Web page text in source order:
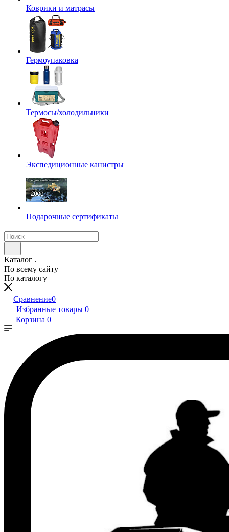
Коврики и матрасы
Гермоупаковка
Термосы/холодильники
Экспедиционные канистры
Подарочные сертификаты
Каталог
По всему сайту
По каталогу
Сравнение0
Избранные товары 0
Корзина 0